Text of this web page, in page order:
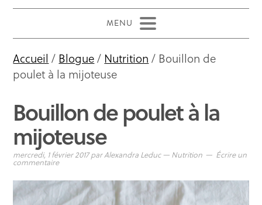
Accueil / Blogue/ Nutrition / Bouillon de
poulet à la mijoteuse
Bouillon de poulet à la
mijoteuse
mercredi, 1 février 2017parAlexandra Leduc — Nutrition Écrire un
commentaire